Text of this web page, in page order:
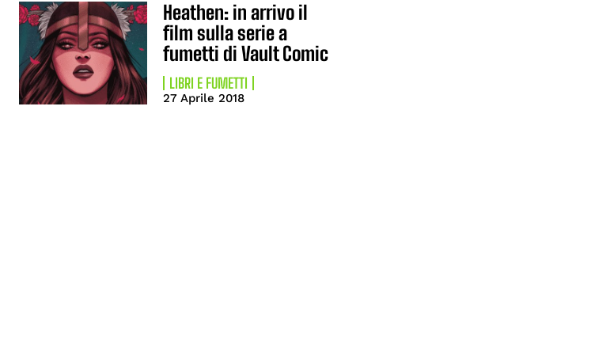
Heathen: in arrivo il
film sulla serie a
fumetti di Vault Comic
LIBRI E FUMETTI
27 Aprile 2018